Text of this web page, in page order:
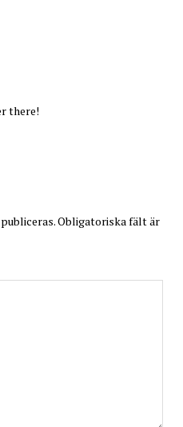
there!
Obligatoriska fält är